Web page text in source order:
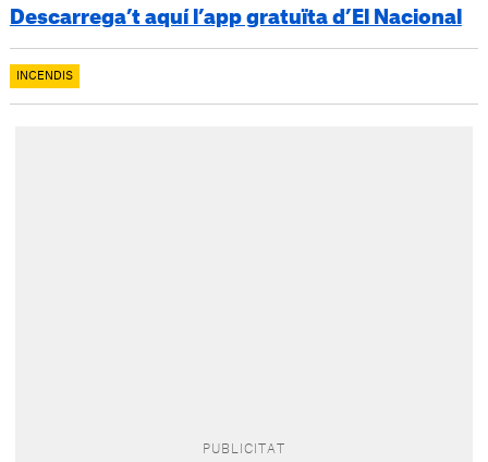
Descarrega’t aquí l’app gratuïta d’El Nacional
INCENDIS